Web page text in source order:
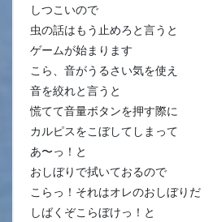
しつこいので
虫の話はもう止めろと言うと
ゲームが始まります
こら、音がうるさい気を使え
音を絞れと言うと
慌てて音量ボタンを押す際に
カルピスをこぼしてしまって
あ〜っ！と
おしぼりで拭いておるので
こらっ！それはオレのおしぼりだ
しばくぞこらぼけっ！と